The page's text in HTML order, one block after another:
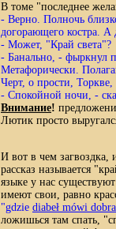
В томе "последнее
- Верно. Полночь
догорающего костра.
- Может, "Край света"?
- Банально, - фыркнул
Метафорически.
Черт, о прости,
- Спокойной ночи, -
Внимание!
Лютик просто
И вот в чем загвоздка,
рассказ называется
языке у нас
имеют свои, равно
"gdzie diabeł mówi
ложишься там спать,